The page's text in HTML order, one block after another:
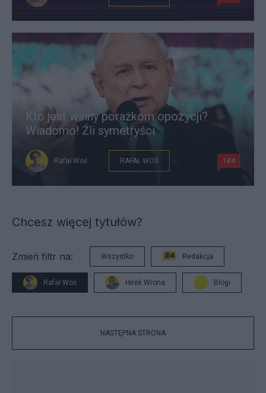
Kto jest winny porażkom opozycji?
Wiadomo! Źli symetryści
Rafał Woś RAFAŁ WOŚ 184
Chcesz więcej tytułów?
Zmień filtr na: Wszystko Redakcja
Rafał Woś Hirek Wrona Blogi
NASTĘPNA STRONA